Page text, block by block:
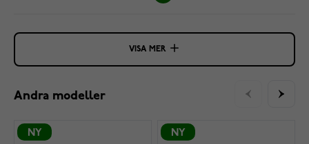
VISA MER
Andra modeller
NY NY